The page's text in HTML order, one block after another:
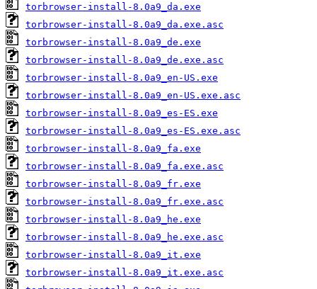
torbrowser-install-8.0a9_da.exe
torbrowser-install-8.0a9_da.exe.asc
torbrowser-install-8.0a9_de.exe
torbrowser-install-8.0a9_de.exe.asc
torbrowser-install-8.0a9_en-US.exe
torbrowser-install-8.0a9_en-US.exe.asc
torbrowser-install-8.0a9_es-ES.exe
torbrowser-install-8.0a9_es-ES.exe.asc
torbrowser-install-8.0a9_fa.exe
torbrowser-install-8.0a9_fa.exe.asc
torbrowser-install-8.0a9_fr.exe
torbrowser-install-8.0a9_fr.exe.asc
torbrowser-install-8.0a9_he.exe
torbrowser-install-8.0a9_he.exe.asc
torbrowser-install-8.0a9_it.exe
torbrowser-install-8.0a9_it.exe.asc